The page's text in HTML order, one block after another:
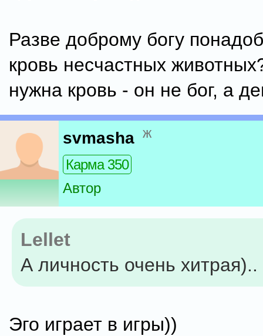
Разве доброму богу
кровь несчастных
нужна кровь - он не бог, а
svmasha ж
Карма 350
Автор
Lellet
А личность очень хитрая)..
Эго играет в игры))